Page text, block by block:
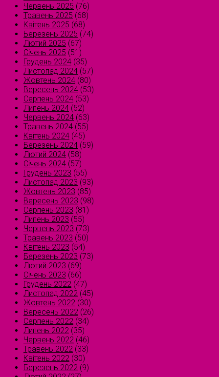
Червень 2025 (76)
Травень 2025 (68)
Квітень 2025 (68)
Березень 2025 (74)
Лютий 2025 (67)
Січень 2025 (51)
Грудень 2024 (35)
Листопад 2024 (57)
Жовтень 2024 (80)
Вересень 2024 (53)
Серпень 2024 (53)
Липень 2024 (52)
Червень 2024 (63)
Травень 2024 (55)
Квітень 2024 (45)
Березень 2024 (59)
Лютий 2024 (58)
Січень 2024 (57)
Грудень 2023 (55)
Листопад 2023 (93)
Жовтень 2023 (85)
Вересень 2023 (98)
Серпень 2023 (81)
Липень 2023 (55)
Червень 2023 (73)
Травень 2023 (50)
Квітень 2023 (54)
Березень 2023 (73)
Лютий 2023 (69)
Січень 2023 (66)
Грудень 2022 (47)
Листопад 2022 (45)
Жовтень 2022 (30)
Вересень 2022 (26)
Серпень 2022 (34)
Липень 2022 (35)
Червень 2022 (46)
Травень 2022 (33)
Квітень 2022 (30)
Березень 2022 (9)